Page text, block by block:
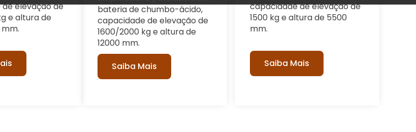
elevação de
e altura de
bateria de chumbo-ácido,
capacidade de elevação de
1600/2000 kg e altura de
12000 mm.
Saiba Mais
capacidade de elevação de
1500 kg e altura de 5500
mm.
Saiba Mais